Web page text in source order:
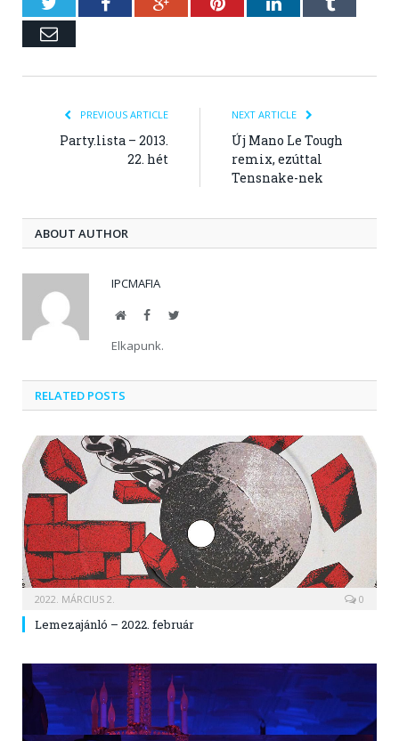
Email
PREVIOUS ARTICLE
Party.lista – 2013.
22. hét
NEXT ARTICLE
Új Mano Le Tough
remix, ezúttal
Tensnake-nek
ABOUT AUTHOR
IPCMAFIA
WebsiteFacebookTwitter
Elkapunk.
RELATED POSTS
2022. MÁRCIUS 2. 0
Lemezajánló – 2022. február